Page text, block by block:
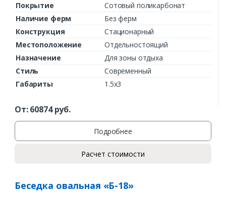
Покрытие
Сотовый поликарбонат
Наличие ферм
Без ферм
Конструкция
Стационарный
Местоположение
Отдельностоящий
Назначение
Для зоны отдыха
Стиль
Современный
Габариты
1.5х3
От:60874руб.
Подробнее
Расчет стоимости
Беседка овальная «Б-18»